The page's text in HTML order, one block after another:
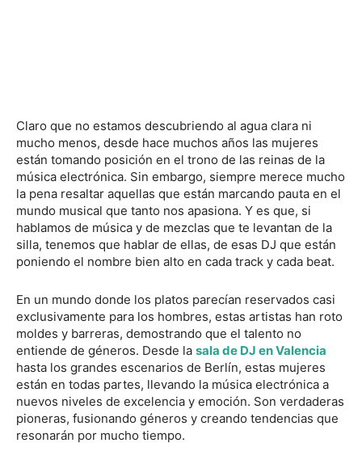
Claro que no estamos descubriendo al agua clara ni
mucho menos, desde hace muchos años las mujeres
están tomando posición en el trono de las reinas de la
música electrónica. Sin embargo, siempre merece mucho
la pena resaltar aquellas que están marcando pauta en el
mundo musical que tanto nos apasiona. Y es que, si
hablamos de música y de mezclas que te levantan de la
silla, tenemos que hablar de ellas, de esas DJ que están
poniendo el nombre bien alto en cada track y cada beat.
En un mundo donde los platos parecían reservados casi
exclusivamente para los hombres, estas artistas han roto
moldes y barreras, demostrando que el talento no
entiende de géneros. Desde la sala de DJ en Valencia
hasta los grandes escenarios de Berlín, estas mujeres
están en todas partes, llevando la música electrónica a
nuevos niveles de excelencia y emoción. Son verdaderas
pioneras, fusionando géneros y creando tendencias que
resonarán por mucho tiempo.